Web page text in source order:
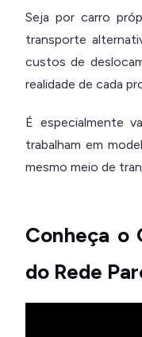
Seja por carro
transporte
custos de
realidade de cada
É especialmente
trabalham em
mesmo meio de
Conheça o
do Rede